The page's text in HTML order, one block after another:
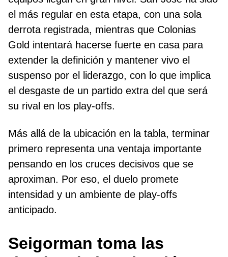
el más regular en esta etapa, con una sola
derrota registrada, mientras que Colonias
Gold intentará hacerse fuerte en casa para
extender la definición y mantener vivo el
suspenso por el liderazgo, con lo que implica
el desgaste de un partido extra del que será
su rival en los play-offs.
Más allá de la ubicación en la tabla, terminar
primero representa una ventaja importante
pensando en los cruces decisivos que se
aproximan. Por eso, el duelo promete
intensidad y un ambiente de play-offs
anticipado.
Seigorman toma las